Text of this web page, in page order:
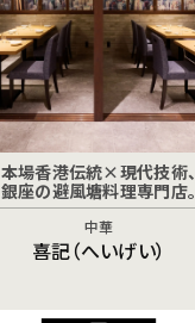
本場香港伝統×現代技術、
銀座の避風塘料理専門店。
中華
喜記（へいげい）